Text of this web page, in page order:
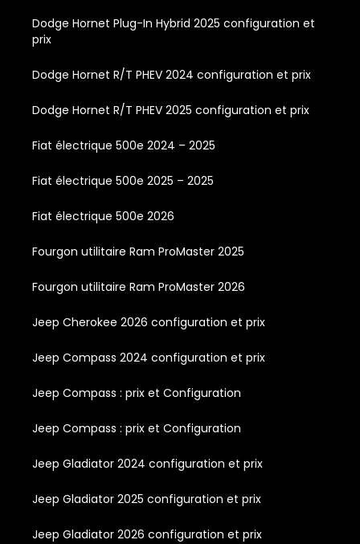
Dodge Hornet Plug-In Hybrid 2025 configuration et
prix
Dodge Hornet R/T PHEV 2024 configuration et prix
Dodge Hornet R/T PHEV 2025 configuration et prix
Fiat électrique 500e 2024 – 2025
Fiat électrique 500e 2025 – 2025
Fiat électrique 500e 2026
Fourgon utilitaire Ram ProMaster 2025
Fourgon utilitaire Ram ProMaster 2026
Jeep Cherokee 2026 configuration et prix
Jeep Compass 2024 configuration et prix
Jeep Compass : prix et Configuration
Jeep Compass : prix et Configuration
Jeep Gladiator 2024 configuration et prix
Jeep Gladiator 2025 configuration et prix
Jeep Gladiator 2026 configuration et prix